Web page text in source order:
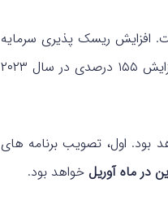
افزایش ریسک پذیری سرمایه
بیت کوین و افزایش ۱۵۵ درصدی در سال ۲۰۲۳
بود. اول، تصویب برنامه های
در ماه آوریل خواهد بود.